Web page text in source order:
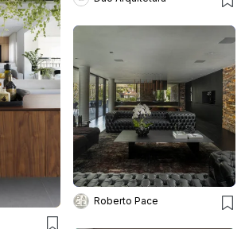
Roberto Pace